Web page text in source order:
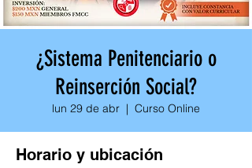
¿Sistema Penitenciario o
Reinserción Social?
lun 29 de abr
  |
Curso Online
Horario y ubicación